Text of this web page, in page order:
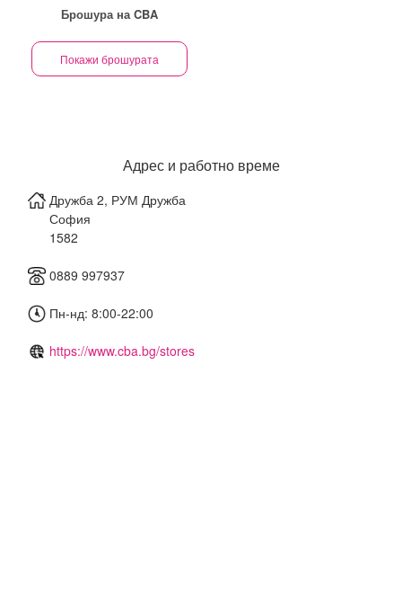
Брошура на CBA
Покажи брошурата
Адрес и работно време
Дружба 2, РУМ Дружба
София
1582
0889 997937
Пн-нд: 8:00-22:00
https://www.cba.bg/stores